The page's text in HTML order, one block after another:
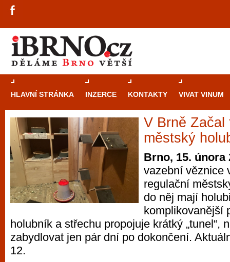
HLAVNÍ STRÁNKA INZERCE KONTAKTY VIVAT VINUM
V Brně Začal
městský
Brno, 15. února
vazební věznice
regulační
do něj mají
komplikovanější
holubník a střechu propojuje krátký „tunel“,
zabydlovat jen pár dní po dokončení.
12.
Průvodce
Brně: Od
automaty
Brno je
zajímavé
restaurace,
Mimo jiné je ale také místem, kde si
vyzkoušet různé kasinové hry. V
metropoli naleznete širokou nabídku her